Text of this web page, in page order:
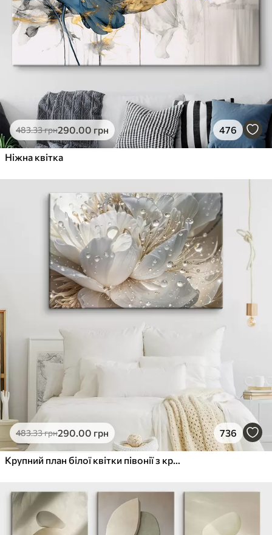
483.33грн290.00 грн 476
Ніжна квітка
483.33грн290.00 грн 736
Крупний план білої квітки півонії з крапельками води на пелюстках на розмитому фоні